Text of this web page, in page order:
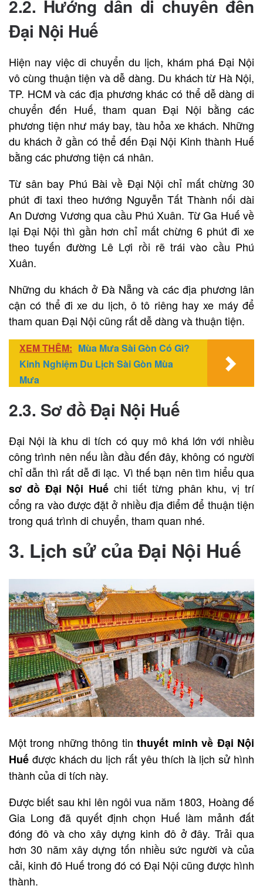
2.2. Hướng dẫn di chuyển đến
Đại Nội Huế
Hiện nay việc di chuyển du lịch, khám phá Đại Nội
vô cùng thuận tiện và dễ dàng. Du khách từ Hà Nội,
TP. HCM và các địa phương khác có thể dễ dàng di
chuyển đến Huế, tham quan Đại Nội bằng các
phương tiện như máy bay, tàu hỏa xe khách. Những
du khách ở gần có thể đến Đại Nội Kinh thành Huế
bằng các phương tiện cá nhân.
Từ sân bay Phú Bài về Đại Nội chỉ mất chừng 30
phút đi taxi theo hướng Nguyễn Tất Thành nối dài
An Dương Vương qua cầu Phú Xuân. Từ Ga Huế về
lại Đại Nội thì gần hơn chỉ mất chừng 6 phút đi xe
theo tuyến đường Lê Lợi rồi rẽ trái vào cầu Phú
Xuân.
Những du khách ở Đà Nẵng và các địa phương lân
cận có thể đi xe du lịch, ô tô riêng hay xe máy để
tham quan Đại Nội cũng rất dễ dàng và thuận tiện.
XEM THÊM: Mùa Mưa Sài Gòn Có Gì?
Kinh Nghiệm Du Lịch Sài Gòn Mùa
Mưa
2.3. Sơ đồ Đại Nội Huế
Đại Nội là khu di tích có quy mô khá lớn với nhiều
công trình nên nếu lần đầu đến đây, không có người
chỉ dẫn thì rất dễ đi lạc. Vì thế bạn nên tìm hiểu qua
sơ đồ Đại Nội Huế chi tiết từng phân khu, vị trí
cổng ra vào được đặt ở nhiều địa điểm để thuận tiện
trong quá trình di chuyển, tham quan nhé.
3. Lịch sử của Đại Nội Huế
Một trong những thông tin thuyết minh về Đại Nội
Huế được khách du lịch rất yêu thích là lịch sử hình
thành của di tích này.
Được biết sau khi lên ngôi vua năm 1803, Hoàng đế
Gia Long đã quyết định chọn Huế làm mảnh đất
đóng đô và cho xây dựng kinh đô ở đây. Trải qua
hơn 30 năm xây dựng tốn nhiều sức người và của
cải, kinh đô Huế trong đó có Đại Nội cũng được hình
thành.